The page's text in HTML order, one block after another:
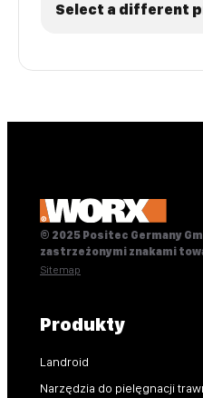
Select a different
© 2025 Positec Germany
zastrzeżonymi znakami
Sitemap
Produkty
Landroid
Narzędzia do pielęgnacji